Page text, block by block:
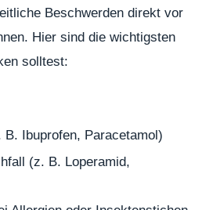
Beschwerden direkt vor
Hier sind die wichtigsten
solltest:
Ibuprofen, Paracetamol)
(z. B. Loperamid,